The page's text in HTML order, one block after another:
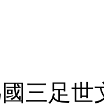
三足世